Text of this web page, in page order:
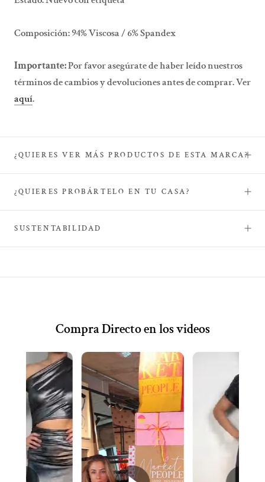
Composición:94% Viscosa / 6% Spandex
Importante:Por favor asegúrate de haber leído nuestros
términos de cambios y devoluciones antes de comprar. Ver
aquí.
¿QUIERES VER MÁS PRODUCTOS DE ESTA MARCA?
¿QUIERES PROBÁRTELO EN TU CASA?
SUSTENTABILIDAD